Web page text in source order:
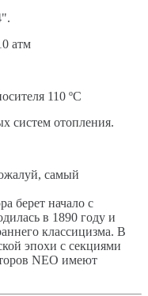
атм
110 ºС
систем отопления.
самый
берет начало с
в 1890 году и
классицизма. В
эпохи с секциями
NEO имеют